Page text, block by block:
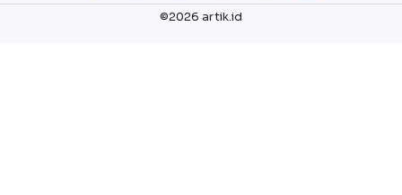
©2026 artik.id